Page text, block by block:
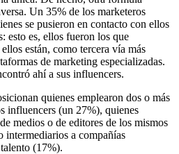
Un 35% de los marketeros
se pusieron en contacto con ellos
esto es, ellos fueron los que
están, como tercera vía más
de marketing especializadas.
ahí a sus influencers.
quienes emplearon dos o más
influencers (un 27%), quienes
medios o de editores de los mismos
intermediarios a compañías
(17%).